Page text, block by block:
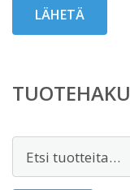
TUOTEHAKU